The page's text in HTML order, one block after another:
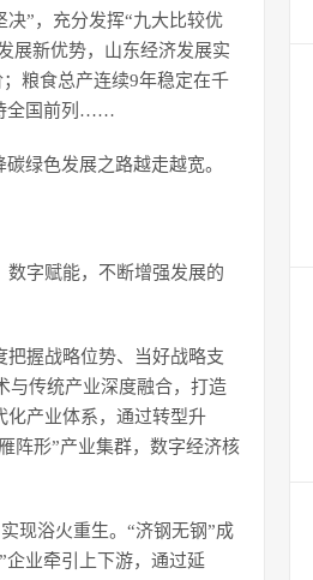
”，充分发挥“九大比较优
展新优势，山东经济发展实
粮食总产连续9年稳定在千
全国前列……
绿色发展之路越走越宽。
字赋能，不断增强发展的
握战略位势、当好战略支
与传统产业深度融合，打造
化产业体系，通过转型升
阵形”产业集群，数字经济核
现浴火重生。“济钢无钢”成
企业牵引上下游，通过延